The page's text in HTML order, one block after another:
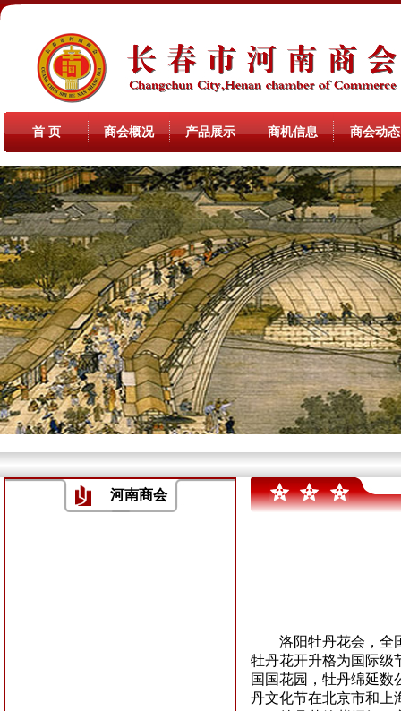
首 页 商会概况 产品展示 商机信息 商会动态
河南商会
洛阳牡丹花会，全
牡丹花开升格为国际级
国国花园，牡丹绵延数
丹文化节在北京市和上